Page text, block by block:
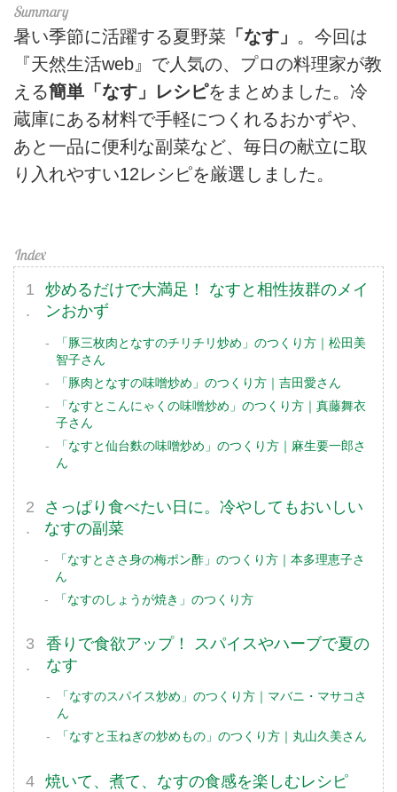
暑い季節に活躍する夏野菜 「なす」 。今回は
『天然生活web』で人気の、プロの料理家が教
える簡単「なす」レシピをまとめました。冷
蔵庫にある材料で手軽につくれるおかずや、
あと一品に便利な副菜など、毎日の献立に取
り入れやすい12レシピを厳選しました。
炒めるだけで大満足！ なすと相性抜群のメイ
ンおかず
「豚三枚肉となすのチリチリ炒め」のつくり方｜松田美
智子さん
「豚肉となすの味噌炒め」のつくり方｜吉田愛さん
「なすとこんにゃくの味噌炒め」のつくり方｜真藤舞衣
子さん
「なすと仙台麩の味噌炒め」のつくり方｜麻生要一郎さ
ん
さっぱり食べたい日に。冷やしてもおいしい
なすの副菜
「なすとささ身の梅ポン酢」のつくり方｜本多理恵子さ
ん
「なすのしょうが焼き」のつくり方
香りで食欲アップ！ スパイスやハーブで夏の
なす
「なすのスパイス炒め」のつくり方｜マバニ・マサコさ
ん
「なすと玉ねぎの炒めもの」のつくり方｜丸山久美さん
焼いて、煮て、なすの食感を楽しむレシピ